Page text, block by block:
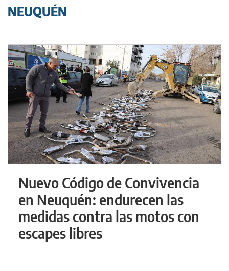
NEUQUÉN
Nuevo Código de Convivencia
en Neuquén: endurecen las
medidas contra las motos con
escapes libres